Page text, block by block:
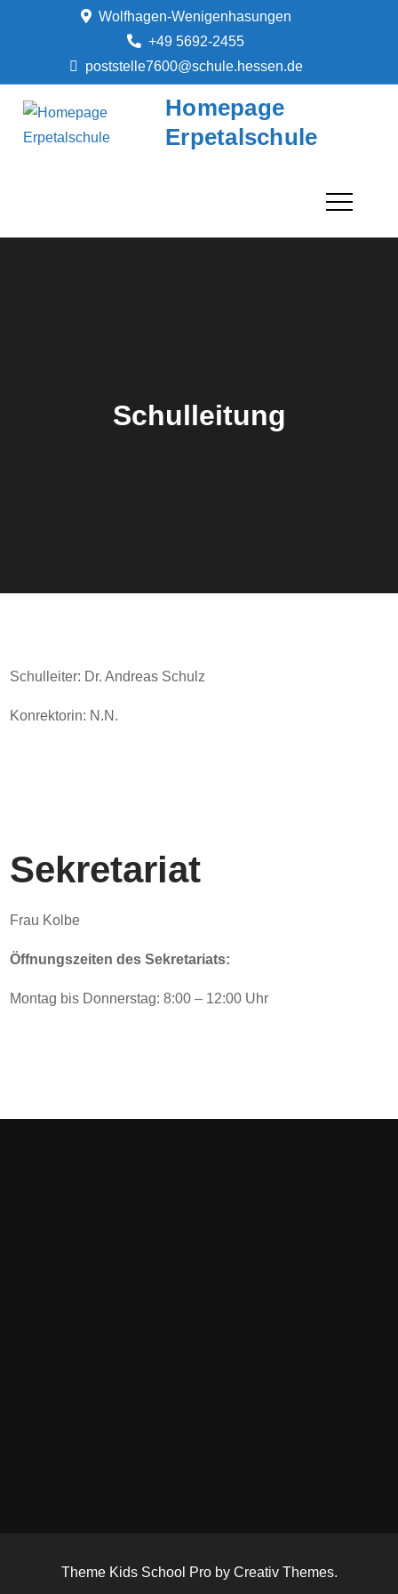
Wolfhagen-Wenigenhasungen
+49 5692-2455
poststelle7600@schule.hessen.de
Homepage
Erpetalschule
Schulleitung
Schulleiter: Dr. Andreas Schulz
Konrektorin: N.N.
Sekretariat
Frau Kolbe
Öffnungszeiten des Sekretariats:
Montag bis Donnerstag: 8:00 – 12:00 Uhr
Theme Kids School Pro by Creativ Themes.